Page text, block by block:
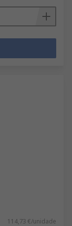
114,73 €/unidade